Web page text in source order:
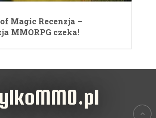
Magic Recenzja –
MMORPG czeka!